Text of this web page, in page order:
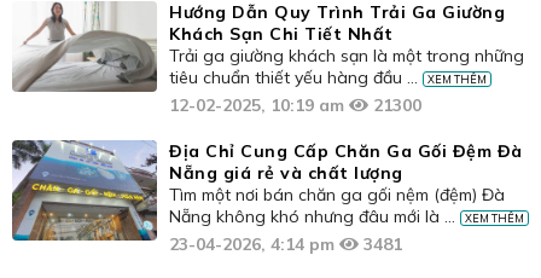
Hướng Dẫn Quy Trình Trải Ga Giường
Khách Sạn Chi Tiết Nhất
Trải ga giường khách sạn là một trong những
tiêu chuẩn thiết yếu hàng đầu ...
XEM THÊM
12-02-2025, 10:19 am 21300
Địa Chỉ Cung Cấp Chăn Ga Gối Đệm Đà
Nẵng giá rẻ và chất lượng
Tìm một nơi bán chăn ga gối nệm (đệm) Đà
Nẵng không khó nhưng đâu mới là ...
XEM THÊM
23-04-2026, 4:14 pm 3481